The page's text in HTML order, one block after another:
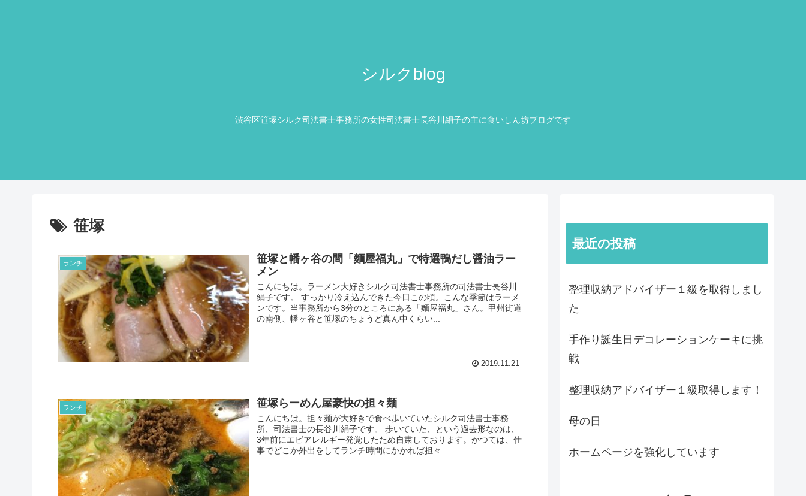
シルクblog
渋谷区笹塚シルク司法書士事務所の女性司法書士長谷川絹子の主に食いしん坊ブログです
笹塚
ランチ
笹塚と幡ヶ谷の間「麵屋福丸」で特選鴨だし醤油ラー
メン
こんにちは。ラーメン大好きシルク司法書士事務所の司法書士長谷川
絹子です。 すっかり冷え込んできた今日この頃。こんな季節はラーメ
ンです。当事務所から3分のところにある「麵屋福丸」さん。甲州街道
の南側、幡ヶ谷と笹塚のちょうど真ん中くらい...
2019.11.21
ランチ 笹塚らーめん屋豪快の担々麺
こんにちは。担々麺が大好きで食べ歩いていたシルク司法書士事務
所、司法書士の長谷川絹子です。 歩いていた、という過去形なのは、
3年前にエビアレルギー発覚したため自粛しております。かつては、仕
事でどこか外出をしてランチ時間にかかれば担々...
最近の投稿
整理収納アドバイザー１級を取得しまし
た
手作り誕生日デコレーションケーキに挑
戦
整理収納アドバイザー１級取得します！
母の日
ホームページを強化しています